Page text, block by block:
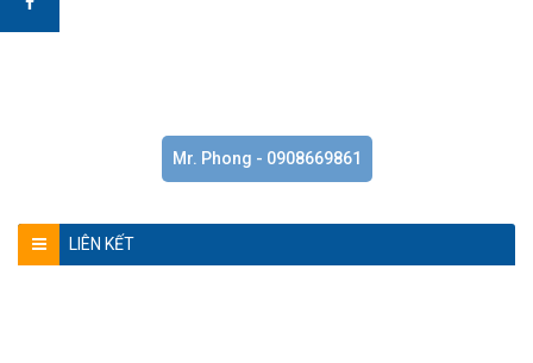
Mr. Phong - 0908669861
LIÊN KẾT